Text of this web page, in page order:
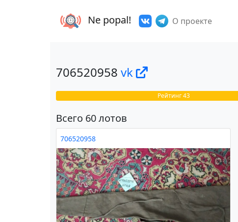
Ne popal! О проекте
706520958 vk
Рейтинг 43
Всего 60 лотов
706520958